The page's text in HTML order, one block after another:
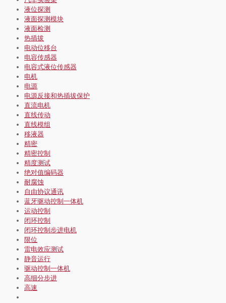
液位探测
液面探测模块
液面检测
热插拔
电动位移台
电容传感器
电容式液位传感器
电机
电源
电源反接和热插拔保护
直流电机
直线传动
直线模组
移液器
精密
精密控制
精度测试
绝对值编码器
耐腐蚀
自由协议通讯
蓝牙驱动控制一体机
运动控制
闭环控制
闭环控制步进电机
限位
雷电效应测试
静音运行
驱动控制一体机
高细分步进
高速